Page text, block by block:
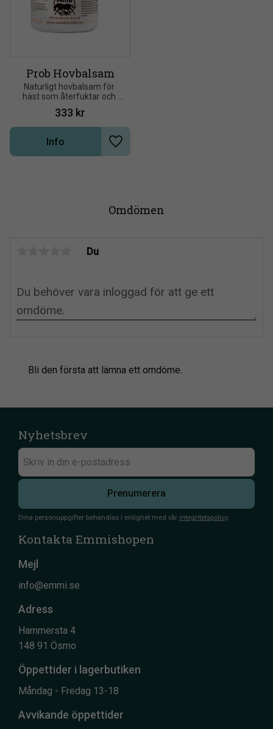
Omdömen
Du
Bli den första att lämna ett omdöme.
Prob Hovbalsam
Naturligt hovbalsam för
häst som återfuktar och
ger glans – säker att
använda inför tävling
333 kr
Lägg till i önskelista
Info
Nyhetsbrev
Prenumerera
Dina personuppgifter behandlas i enlighet med vår integritetspolicy.
Kontakta Emmishopen
Mejl
info@emmi.se
Adress
Hammersta 4
148 91 Ösmo
Öppettider i lagerbutiken
Måndag - Fredag 13-18
Avvikande öppettider